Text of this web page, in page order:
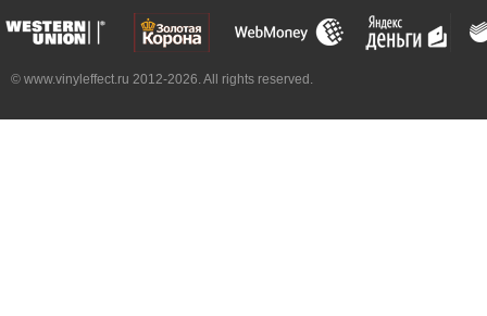
© www.vinyleffect.ru 2012-2026. All rights reserved.